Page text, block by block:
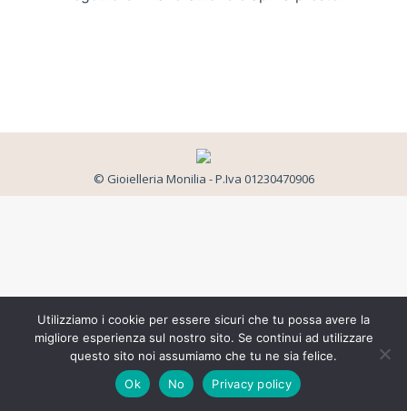
© Gioielleria Monilia - P.Iva 01230470906
Utilizziamo i cookie per essere sicuri che tu possa avere la
migliore esperienza sul nostro sito. Se continui ad utilizzare
questo sito noi assumiamo che tu ne sia felice.
Ok
No Privacy policy